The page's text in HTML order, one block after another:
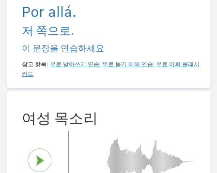
Por allá.
저 쪽으로.
이 문장을 연습하세요
참고 항목: 무료 받아쓰기 연습, 무료 듣기 이해 연습, 무료 어휘 플래시
카드
여성 목소리